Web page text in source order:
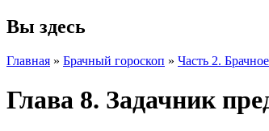
Вы здесь
Главная » Брачный гороскоп » Часть 2.
Глава 8. Задачник